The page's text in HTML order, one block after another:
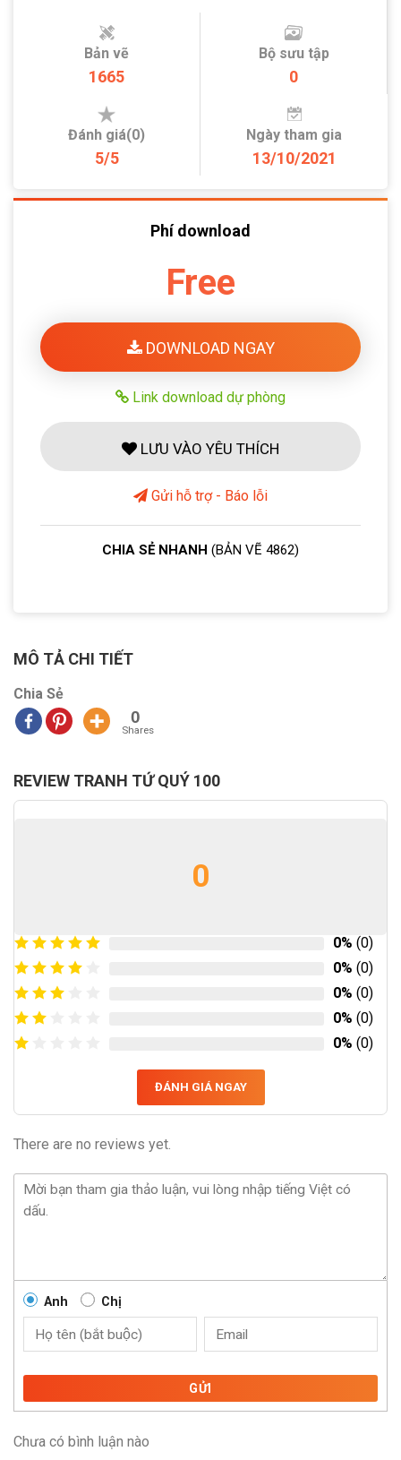
Bản vẽ
1665
Bộ sưu tập
0
Đánh giá(0)
5/5
Ngày tham gia
13/10/2021
Phí download
Free
DOWNLOAD NGAY
Link download dự phòng
LƯU VÀO YÊU THÍCH
Gửi hỗ trợ - Báo lỗi
CHIA SẺ NHANH (BẢN VẼ 4862)
MÔ TẢ CHI TIẾT
Chia Sẻ
0
Shares
REVIEW TRANH TỨ QUÝ 100
0
0% (0)
0% (0)
0% (0)
0% (0)
0% (0)
ĐÁNH GIÁ NGAY
There are no reviews yet.
Anh Chị
GỬI
Chưa có bình luận nào